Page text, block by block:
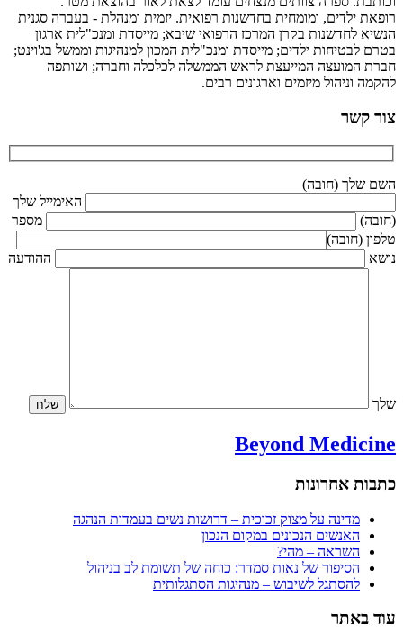
רופאת ילדים, ומומחית בחדשנות רפואית. יזמית ומנהלת - בעברה סגנית
הנשיא לחדשנות בקרן המרכז הרפואי שיבא; מייסדת ומנכ"לית ארגון
בטרם לבטיחות ילדים; מייסדת ומנכ"לית המכון למנהיגות וממשל בג'וינט;
חברת המועצה המייעצת לראש הממשלה לכלכלה וחברה; ושותפה
להקמה וניהול מיזמים וארגונים רבים.
צור קשר
השם שלך (חובה)
האימייל שלך
(חובה)
מספר
טלפון (חובה)
נושא
ההודעה
שלך
Beyond Medicine
כתבות אחרונות
מדינה על מצוק זכוכית – דרושות נשים בעמדות הנהגה
האנשים הנכונים במקום הנכון
השראה – מהי?
הסיפור של נאות סמדר: כוחה של תשומת לב בניהול
להסתגל לשיבוש – מנהיגות הסתגלותית
עוד באתר